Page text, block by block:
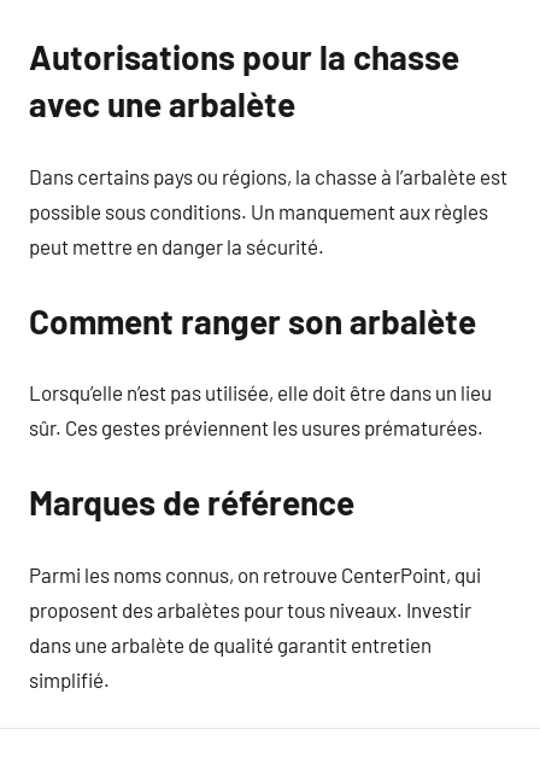
Autorisations pour la chasse
avec une arbalète
Dans certains pays ou régions, la chasse à l’arbalète est
possible sous conditions. Un manquement aux règles
peut mettre en danger la sécurité.
Comment ranger son arbalète
Lorsqu’elle n’est pas utilisée, elle doit être dans un lieu
sûr. Ces gestes préviennent les usures prématurées.
Marques de référence
Parmi les noms connus, on retrouve CenterPoint, qui
proposent des arbalètes pour tous niveaux. Investir
dans une arbalète de qualité garantit entretien
simplifié.